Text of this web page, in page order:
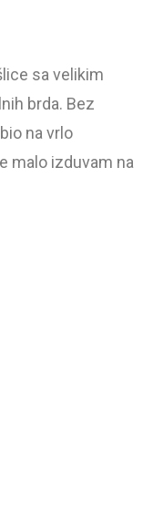
sa velikim
brda. Bez
na vrlo
malo izduvam na